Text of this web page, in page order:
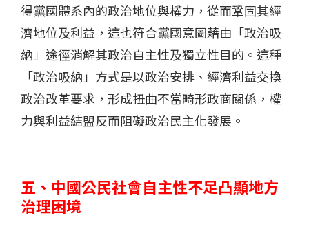
得黨國體系內的政治地位與權力，從而鞏固其經
濟地位及利益，這也符合黨國意圖藉由「政治吸
納」途徑消解其政治自主性及獨立性目的。這種
「政治吸納」方式是以政治安排、經濟利益交換
政治改革要求，形成扭曲不當畸形政商關係，權
力與利益結盟反而阻礙政治民主化發展。
五、中國公民社會自主性不足凸顯地方
治理困境